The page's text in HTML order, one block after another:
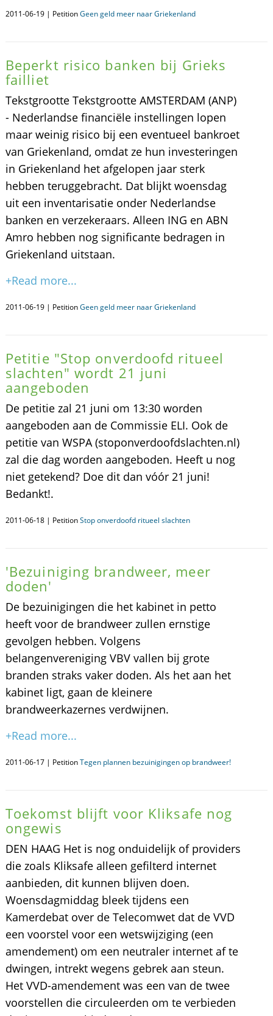
2011-06-19 | PetitionGeen geld meer naar Griekenland
Beperkt risico banken bij Grieks
failliet
Tekstgrootte Tekstgrootte AMSTERDAM (ANP)
- Nederlandse financiële instellingen lopen
maar weinig risico bij een eventueel bankroet
van Griekenland, omdat ze hun investeringen
in Griekenland het afgelopen jaar sterk
hebben teruggebracht. Dat blijkt woensdag
uit een inventarisatie onder Nederlandse
banken en verzekeraars. Alleen ING en ABN
Amro hebben nog significante bedragen in
Griekenland uitstaan.
+Read more...
2011-06-19 | PetitionGeen geld meer naar Griekenland
Petitie "Stop onverdoofd ritueel
slachten" wordt 21 juni
aangeboden
De petitie zal 21 juni om 13:30 worden
aangeboden aan de Commissie ELI. Ook de
petitie van WSPA (stoponverdoofdslachten.nl)
zal die dag worden aangeboden. Heeft u nog
niet getekend? Doe dit dan vóór 21 juni!
Bedankt!.
2011-06-18 | PetitionStop onverdoofd ritueel slachten
'Bezuiniging brandweer, meer
doden'
De bezuinigingen die het kabinet in petto
heeft voor de brandweer zullen ernstige
gevolgen hebben. Volgens
belangenvereniging VBV vallen bij grote
branden straks vaker doden. Als het aan het
kabinet ligt, gaan de kleinere
brandweerkazernes verdwijnen.
+Read more...
2011-06-17 | PetitionTegen plannen bezuinigingen op brandweer!
Toekomst blijft voor Kliksafe nog
ongewis
DEN HAAG Het is nog onduidelijk of providers
die zoals Kliksafe alleen gefilterd internet
aanbieden, dit kunnen blijven doen.
Woensdagmiddag bleek tijdens een
Kamerdebat over de Telecomwet dat de VVD
een voorstel voor een wetswijziging (een
amendement) om een neutraler internet af te
dwingen, intrekt wegens gebrek aan steun.
Het VVD-amendement was een van de twee
voorstellen die circuleerden om te verbieden